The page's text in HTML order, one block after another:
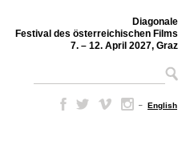
Diagonale
Festival des österreichischen Films
7. – 12. April 2027, Graz
– English